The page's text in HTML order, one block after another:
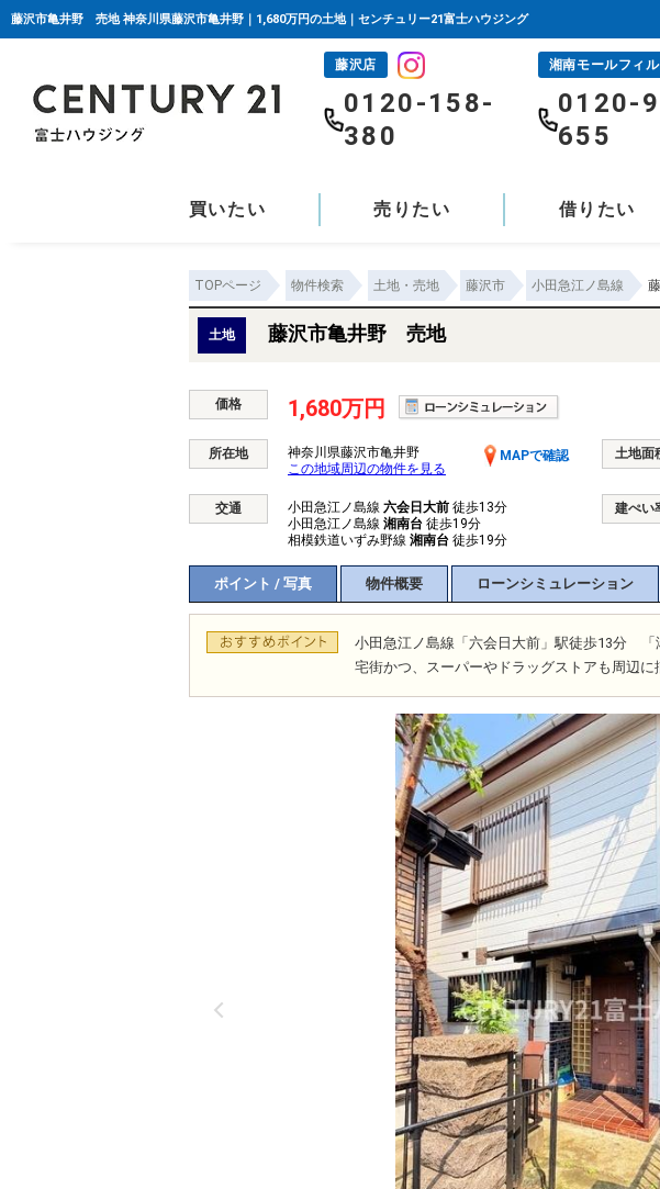
藤沢市亀井野 売地 神奈川県藤沢市亀井野｜1,680万円の土地｜センチュリー21富士ハウジング
藤沢店
0120-158-
380
湘南モールフィ
0120-
655
買いたい 売りたい 借りたい
TOPページ 物件検索 土地・売地 藤沢市 小田急江ノ島線
土地 藤沢市亀井野 売地
価格 1,680万円
所在地 神奈川県藤沢市亀井野
MAPで確認
この地域周辺の物件を見る
土地面
交通 小田急江ノ島線 六会日大前 徒歩13分
小田急江ノ島線 湘南台 徒歩19分
相模鉄道いずみ野線 湘南台 徒歩19分
建ぺい
ポイント / 写真 物件概要 ローンシミュレーション
小田急江ノ島線「六会日大前」駅徒歩13分
宅街かつ、スーパーやドラッグストアも周辺に